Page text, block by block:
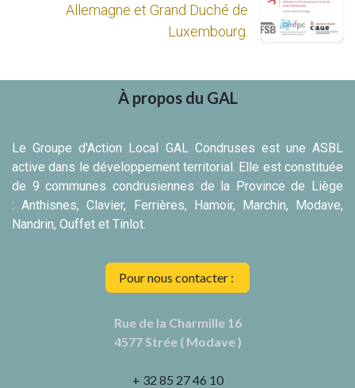
Allemagne et Grand Duché de
Luxembourg.
À propos du GAL
Le Groupe d'Action Local GAL Condruses est une ASBL
active dans le développement territorial. Elle est constituée
de 9 communes condrusiennes de la Province de Liège
: Anthisnes, Clavier, Ferrières, Hamoir, Marchin, Modave,
Nandrin, Ouffet et Tinlot.
Pour nous contacter :
Rue de la Charmille 16
4577 Strée ( Modave )
+ 32 85 27 46 10